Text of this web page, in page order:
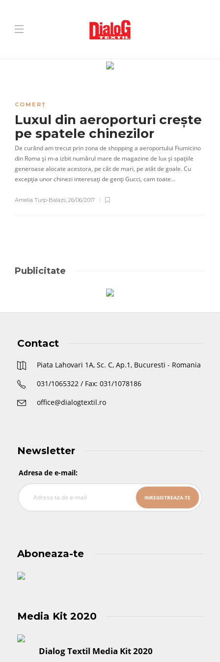
COMERȚ
Luxul din aeroporturi crește
pe spatele chinezilor
De curând am trecut prin zona de shopping a aeroportului Fiumicino
din Roma și m-a izbit numărul mare de magazine de lux și spațiile
generoase alocate acestora, pe cât de mari, pe atât de goale. Cu
excepția unor chinezi interesați de genți Gucci, cam toate…
Amelia Turp-Balazs, 26/06/2017
Publicitate
Contact
Piata Lahovari 1A, Sc. C, Ap.1, Bucuresti - Romania
031/1065322 / Fax: 031/1078186
office@dialogtextil.ro
Newsletter
Adresa de e-mail:
Aboneaza-te
Media Kit 2020
Dialog Textil Media Kit 2020